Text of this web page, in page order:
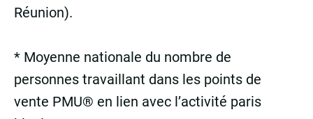
Réunion).
* Moyenne nationale du nombre de
personnes travaillant dans les points de
vente PMU® en lien avec l’activité paris